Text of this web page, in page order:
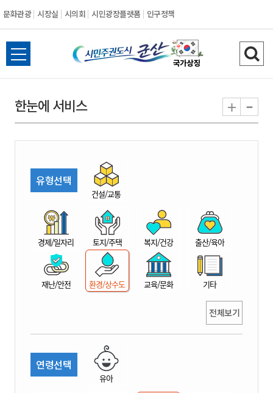
문화관광 시장실 시의회 시민광장플랫폼 인구정책
시
민
권
시
산
전
체
뉴
열
검
색
기
한눈에 서비스 + -
유형선택
건설/교통
경제/일자리 토지/주택 복지/건강 출산/육아
재난/안전 환경/상수도 교육/문화 기타
전체보기
연령선택
유아